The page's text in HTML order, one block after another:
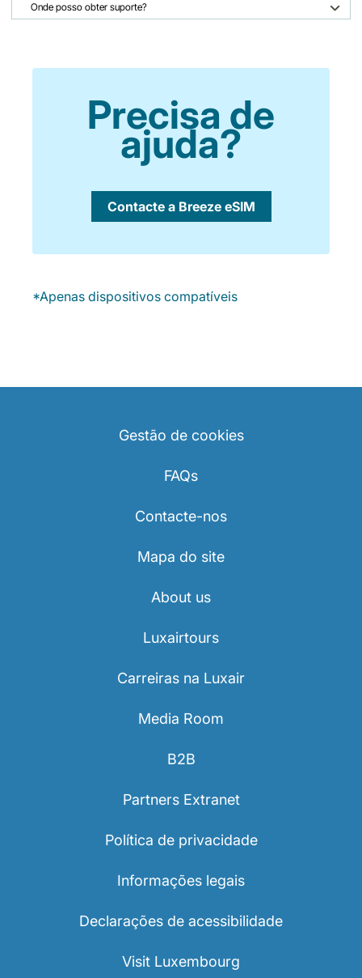
Onde posso obter suporte?
Precisa de
ajuda?
Contacte a Breeze eSIM
*Apenas dispositivos compatíveis
Gestão de cookies
FAQs
Contacte-nos
Mapa do site
About us
Luxairtours
Carreiras na Luxair
Media Room
B2B
Partners Extranet
Política de privacidade
Informações legais
Declarações de acessibilidade
Visit Luxembourg